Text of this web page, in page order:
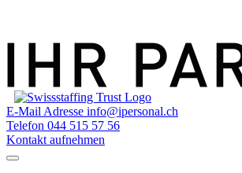
E-Mail Adresse info@ipersonal.ch
Telefon 044 515 57 56
Kontakt aufnehmen